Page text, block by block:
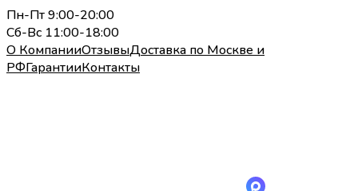
Пн-Пт 9:00-20:00
Сб-Вс 11:00-18:00
О КомпанииОтзывыДоставка по Москве и
РФГарантииКонтакты